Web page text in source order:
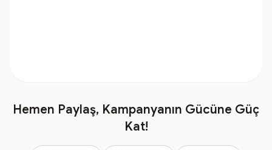
Hemen Paylaş, Kampanyanın Gücüne Güç
Kat!